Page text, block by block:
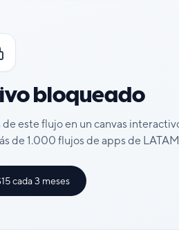
bloqueado
este flujo en un canvas
de 1.000 flujos de apps de
cada 3 meses